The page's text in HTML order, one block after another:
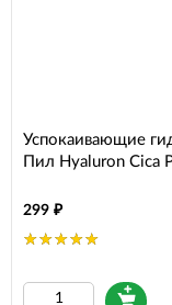
Успокаивающие
Пил Hyaluron Cica
299